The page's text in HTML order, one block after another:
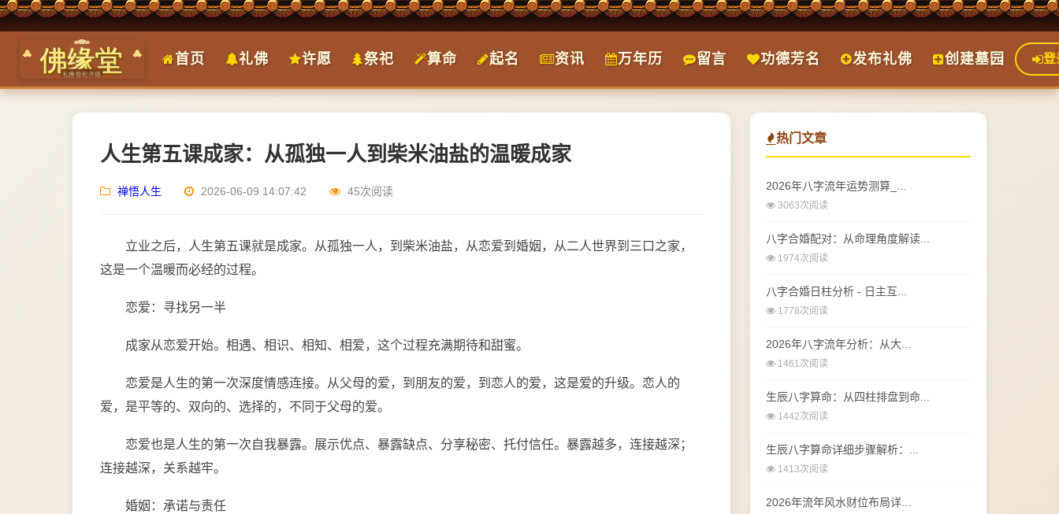
首页 礼佛 许愿 祭祀 算命 起名 资讯 万年历 留言 功德芳名 发布礼佛 创建墓园 登
人生第五课成家：从孤独一人到柴米油盐的温暖成家
禅悟人生 2026-06-09 14:07:42 45次阅读
立业之后，人生第五课就是成家。从孤独一人，到柴米油盐，从恋爱到婚姻，从二人世界到三口之家，
这是一个温暖而必经的过程。
恋爱：寻找另一半
成家从恋爱开始。相遇、相识、相知、相爱，这个过程充满期待和甜蜜。
恋爱是人生的第一次深度情感连接。从父母的爱，到朋友的爱，到恋人的爱，这是爱的升级。恋人的
爱，是平等的、双向的、选择的，不同于父母的爱。
恋爱也是人生的第一次自我暴露。展示优点、暴露缺点、分享秘密、托付信任。暴露越多，连接越深；
连接越深，关系越牢。
婚姻：承诺与责任
热门文章
2026年八字流年运势测算_...
3063次阅读
八字合婚配对：从命理角度解读...
1974次阅读
八字合婚日柱分析 - 日主互...
1778次阅读
2026年八字流年分析：从大...
1461次阅读
生辰八字算命：从四柱排盘到命...
1442次阅读
生辰八字算命详细步骤解析：...
1413次阅读
2026年流年风水财位布局详...